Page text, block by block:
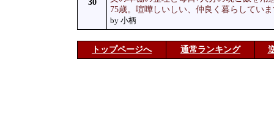
30
75歳。喧嘩しいしい、仲良く暮らしてい
by 小柄
トップページへ 通常ランキング